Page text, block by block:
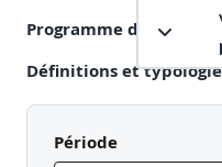
Programme détaillé :
Définitions et
BIM-GEM :La maquette
pour la gestion.
Période